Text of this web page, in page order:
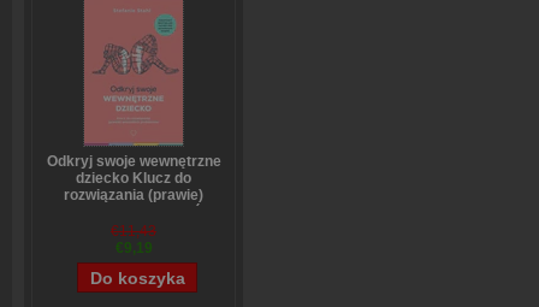
Odkryj swoje wewnętrzne
dziecko Klucz do
rozwiązania (prawie)
Stefanie Stahl
€11,43
€9,19